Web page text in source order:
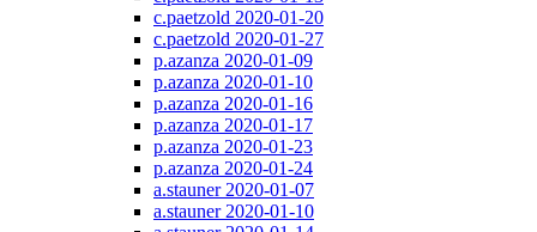
c.paetzold 2020-01-20
c.paetzold 2020-01-27
p.azanza 2020-01-09
p.azanza 2020-01-10
p.azanza 2020-01-16
p.azanza 2020-01-17
p.azanza 2020-01-23
p.azanza 2020-01-24
a.stauner 2020-01-07
a.stauner 2020-01-10